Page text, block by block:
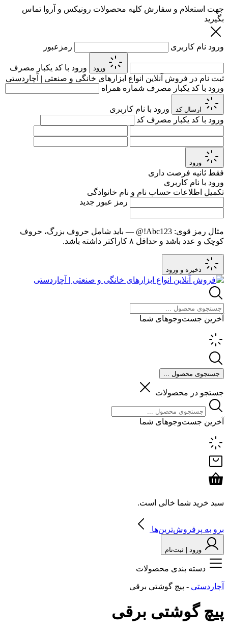
جهت استعلام و سفارش کلیه محصولات رونیکس و آروا تماس
بگیرید
ورود نام کاربری رمزعبور
ورود
ورود با کد یکبار مصرف
ثبت نام در فروش آنلاین انواع ابزارهای خانگی و صنعتی | آچاردستی
ورود با کد یکبار مصرف شماره همراه
ارسال کد
ورود با نام کاربری
ورود با کد یکبار مصرف کد
ورود
فقط ثانیه فرصت داری
ورود با نام کاربری
تکمیل اطلاعات حساب نام و نام خانوادگی
رمز عبور جدید
مثال رمز قوی: Abc123!@
— باید شامل حروف بزرگ، حروف
کوچک و عدد باشد و حداقل ۸ کاراکتر داشته باشد.
ذخیره و ورود
آخرین جست‌وجوهای شما
جستجوی محصول ...
جستجو در محصولات
آخرین جست‌وجوهای شما
سبد خرید شما خالی است.
برو به پرفروش‌ترین‌ها
ورود | ثبت‌نام
دسته بندی محصولات
آچاردستی - پیچ گوشتی برقی
پیچ گوشتی برقی